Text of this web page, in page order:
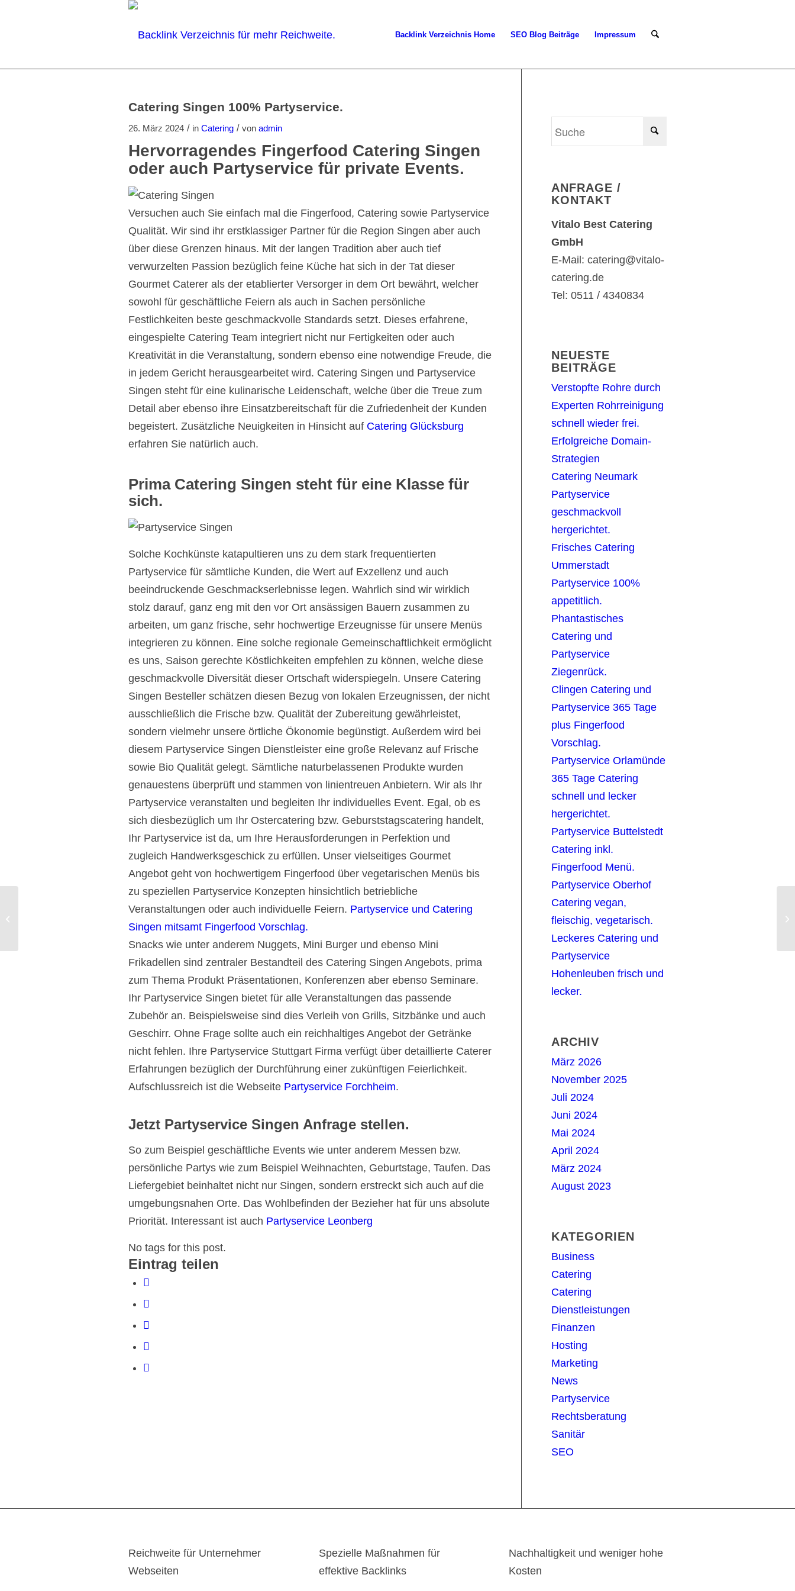
Backlink Verzeichnis Home SEO Blog Beiträge Impressum
Catering Singen 100% Partyservice.
26. März 2024 / in Catering / von admin
Hervorragendes Fingerfood Catering Singen
oder auch Partyservice für private Events.
Versuchen auch Sie einfach mal die Fingerfood, Catering sowie Partyservice
Qualität. Wir sind ihr erstklassiger Partner für die Region Singen aber auch
über diese Grenzen hinaus. Mit der langen Tradition aber auch tief
verwurzelten Passion bezüglich feine Küche hat sich in der Tat dieser
Gourmet Caterer als der etablierter Versorger in dem Ort bewährt, welcher
sowohl für geschäftliche Feiern als auch in Sachen persönliche
Festlichkeiten beste geschmackvolle Standards setzt. Dieses erfahrene,
eingespielte Catering Team integriert nicht nur Fertigkeiten oder auch
Kreativität in die Veranstaltung, sondern ebenso eine notwendige Freude, die
in jedem Gericht herausgearbeitet wird. Catering Singen und Partyservice
Singen steht für eine kulinarische Leidenschaft, welche über die Treue zum
Detail aber ebenso ihre Einsatzbereitschaft für die Zufriedenheit der Kunden
begeistert. Zusätzliche Neuigkeiten in Hinsicht auf Catering Glücksburg
erfahren Sie natürlich auch.
Prima Catering Singen steht für eine Klasse für
sich.
Solche Kochkünste katapultieren uns zu dem stark frequentierten
Partyservice für sämtliche Kunden, die Wert auf Exzellenz und auch
beeindruckende Geschmackserlebnisse legen. Wahrlich sind wir wirklich
stolz darauf, ganz eng mit den vor Ort ansässigen Bauern zusammen zu
arbeiten, um ganz frische, sehr hochwertige Erzeugnisse für unsere Menüs
integrieren zu können. Eine solche regionale Gemeinschaftlichkeit ermöglicht
es uns, Saison gerechte Köstlichkeiten empfehlen zu können, welche diese
geschmackvolle Diversität dieser Ortschaft widerspiegeln. Unsere Catering
Singen Besteller schätzen diesen Bezug von lokalen Erzeugnissen, der nicht
ausschließlich die Frische bzw. Qualität der Zubereitung gewährleistet,
sondern vielmehr unsere örtliche Ökonomie begünstigt. Außerdem wird bei
diesem Partyservice Singen Dienstleister eine große Relevanz auf Frische
sowie Bio Qualität gelegt. Sämtliche naturbelassenen Produkte wurden
genauestens überprüft und stammen von linientreuen Anbietern. Wir als Ihr
Partyservice veranstalten und begleiten Ihr individuelles Event. Egal, ob es
sich diesbezüglich um Ihr Ostercatering bzw. Geburststagscatering handelt,
Ihr Partyservice ist da, um Ihre Herausforderungen in Perfektion und
zugleich Handwerksgeschick zu erfüllen. Unser vielseitiges Gourmet
Angebot geht von hochwertigem Fingerfood über vegetarischen Menüs bis
zu speziellen Partyservice Konzepten hinsichtlich betriebliche
Veranstaltungen oder auch individuelle Feiern. Partyservice und Catering
Singen mitsamt Fingerfood Vorschlag.
Snacks wie unter anderem Nuggets, Mini Burger und ebenso Mini
Frikadellen sind zentraler Bestandteil des Catering Singen Angebots, prima
zum Thema Produkt Präsentationen, Konferenzen aber ebenso Seminare.
Ihr Partyservice Singen bietet für alle Veranstaltungen das passende
Zubehör an. Beispielsweise sind dies Verleih von Grills, Sitzbänke und auch
Geschirr. Ohne Frage sollte auch ein reichhaltiges Angebot der Getränke
nicht fehlen. Ihre Partyservice Stuttgart Firma verfügt über detaillierte Caterer
Erfahrungen bezüglich der Durchführung einer zukünftigen Feierlichkeit.
Aufschlussreich ist die Webseite Partyservice Forchheim.
Jetzt Partyservice Singen Anfrage stellen.
So zum Beispiel geschäftliche Events wie unter anderem Messen bzw.
persönliche Partys wie zum Beispiel Weihnachten, Geburtstage, Taufen. Das
Liefergebiet beinhaltet nicht nur Singen, sondern erstreckt sich auch auf die
umgebungsnahen Orte. Das Wohlbefinden der Bezieher hat für uns absolute
Priorität. Interessant ist auch Partyservice Leonberg
No tags for this post.
Eintrag teilen
ANFRAGE /
KONTAKT
Vitalo Best Catering
GmbH
E-Mail: catering@vitalo-
catering.de
Tel: 0511 / 4340834
NEUESTE
BEITRÄGE
Verstopfte Rohre durch
Experten Rohrreinigung
schnell wieder frei.
Erfolgreiche Domain-
Strategien
Catering Neumark
Partyservice
geschmackvoll
hergerichtet.
Frisches Catering
Ummerstadt
Partyservice 100%
appetitlich.
Phantastisches
Catering und
Partyservice
Ziegenrück.
Clingen Catering und
Partyservice 365 Tage
plus Fingerfood
Vorschlag.
Partyservice Orlamünde
365 Tage Catering
schnell und lecker
hergerichtet.
Partyservice Buttelstedt
Catering inkl.
Fingerfood Menü.
Partyservice Oberhof
Catering vegan,
fleischig, vegetarisch.
Leckeres Catering und
Partyservice
Hohenleuben frisch und
lecker.
ARCHIV
März 2026
November 2025
Juli 2024
Juni 2024
Mai 2024
April 2024
März 2024
August 2023
KATEGORIEN
Business
Catering
Catering
Dienstleistungen
Finanzen
Hosting
Marketing
News
Partyservice
Rechtsberatung
Sanitär
SEO
Reichweite für Unternehmer
Webseiten
Spezielle Maßnahmen für
effektive Backlinks
Nachhaltigkeit und weniger hohe
Kosten